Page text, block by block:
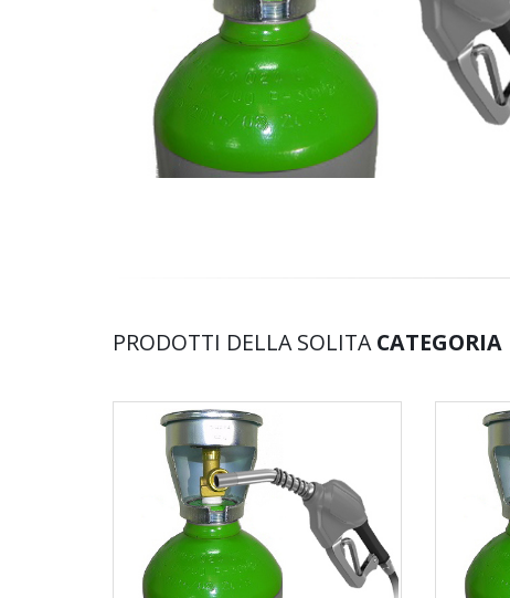
PRODOTTI DELLA SOLITACATEGORIA